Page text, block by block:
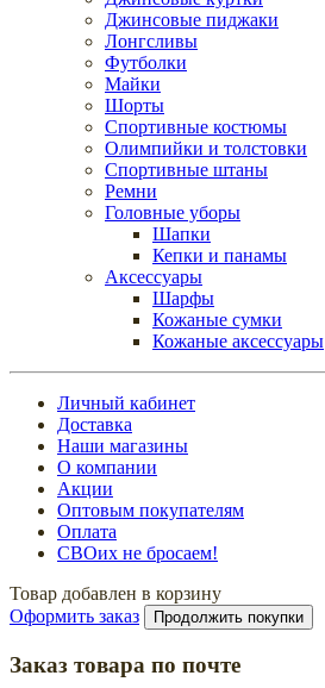
Джинсовые пиджаки
Лонгсливы
Футболки
Майки
Шорты
Спортивные костюмы
Олимпийки и толстовки
Спортивные штаны
Ремни
Головные уборы
Шапки
Кепки и панамы
Аксессуары
Шарфы
Кожаные сумки
Кожаные аксессуары
Личный кабинет
Доставка
Наши магазины
О компании
Акции
Оптовым покупателям
Оплата
СВОих не бросаем!
Товар добавлен в корзину
Оформить заказ
Продолжить покупки
Заказ товара по почте